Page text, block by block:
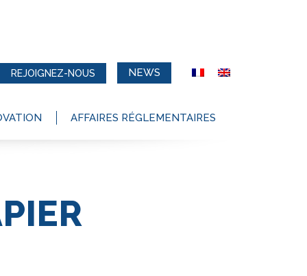
REJOIGNEZ-NOUS NEWS
AFFAIRES RÉGLEMENTAIRES